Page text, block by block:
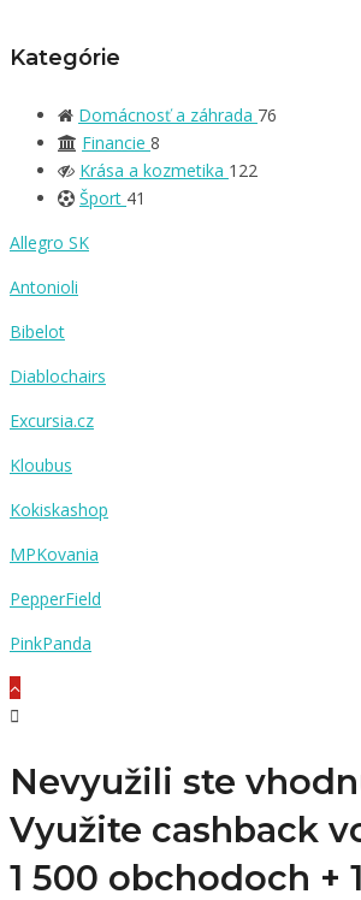
Kategórie
Domácnosť a záhrada 76
Financie 8
Krása a kozmetika 122
Šport 41
Allegro SK
Antonioli
Bibelot
Diablochairs
Excursia.cz
Kloubus
Kokiskashop
MPKovania
PepperField
PinkPanda
Nevyužili ste
Využite cashback
1 500 obchodoch +